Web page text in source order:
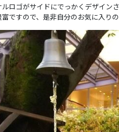
ロゴがサイドにでっかくデザイン